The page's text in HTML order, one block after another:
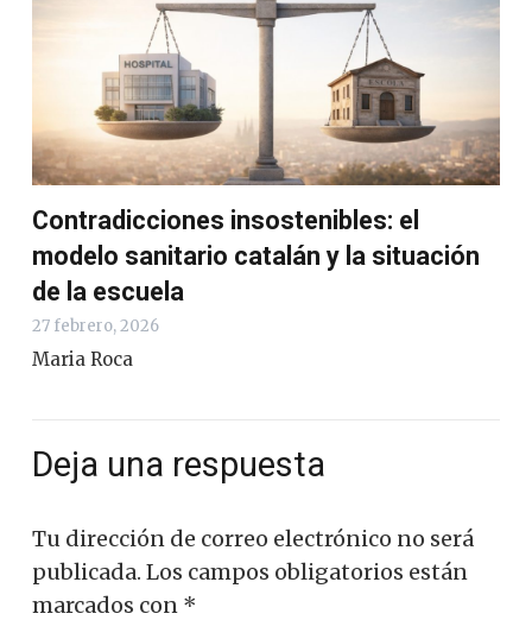
Contradicciones insostenibles: el
modelo sanitario catalán y la situación
de la escuela
27 febrero, 2026
Maria Roca
Deja una respuesta
Tu dirección de correo electrónico no será
publicada. Los campos obligatorios están
marcados con *